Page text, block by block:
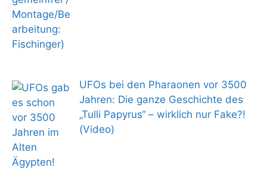
UFOs bei den Pharaonen vor 3500
Jahren: Die ganze Geschichte des
„Tulli Papyrus“ – wirklich nur Fake?!
(Video)